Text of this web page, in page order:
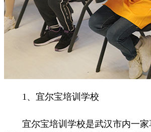
1、宜尔宝培训学校
宜尔宝培训学校是武汉市内一家